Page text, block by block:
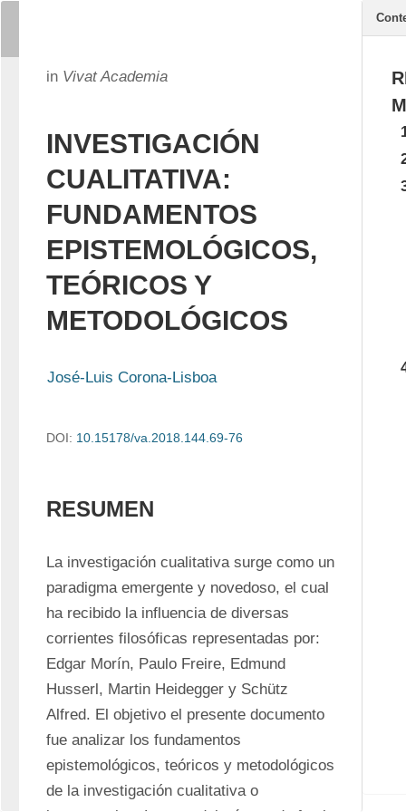
in Vivat Academia
INVESTIGACIÓN
CUALITATIVA:
FUNDAMENTOS
EPISTEMOLÓGICOS,
TEÓRICOS Y
METODOLÓGICOS
José-Luis Corona-Lisboa
DOI: 10.15178/va.2018.144.69-76
RESUMEN
La investigación cualitativa surge como un
paradigma emergente y novedoso, el cual
ha recibido la influencia de diversas
corrientes filosóficas representadas por:
Edgar Morín, Paulo Freire, Edmund
Husserl, Martin Heidegger y Schütz
Alfred. El objetivo el presente documento
fue analizar los fundamentos
epistemológicos, teóricos y metodológicos
de la investigación cualitativa o